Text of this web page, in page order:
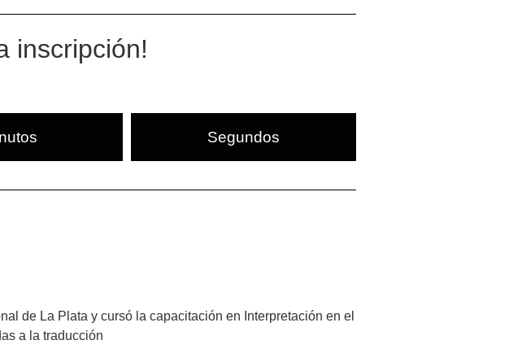
inscripción!
Segundos
de La Plata y cursó la capacitación en Interpretación en el
a la traducción